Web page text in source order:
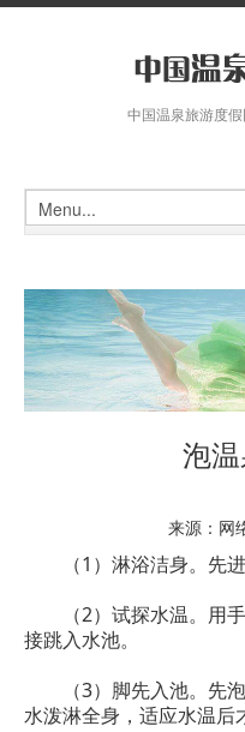
中国温泉旅游度
泡
来源：
（1）淋浴洁身。先进
（2）试探水温。用手
接跳入水池。
（3）脚先入池。先泡
水泼淋全身，适应水温后